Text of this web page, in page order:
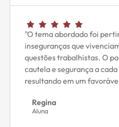
"O tema abordado foi
inseguranças que
questões trabalhistas. O
cautela e segurança a
resultando em um
Regina
Aluna